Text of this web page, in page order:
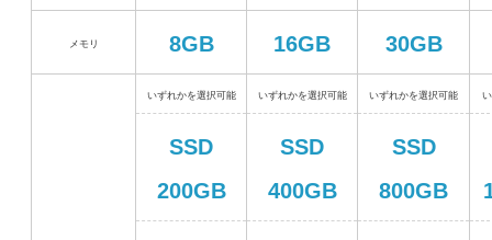
メモリ 8GB 16GB 30GB
いずれかを選択可能 いずれかを選択可能 いずれかを選択可能
SSD
200GB
SSD
400GB
SSD
800GB